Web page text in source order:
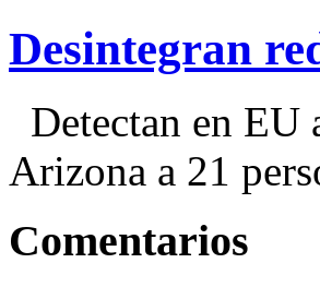
Desintegran
Detectan en EU
Arizona a 21
Comentarios